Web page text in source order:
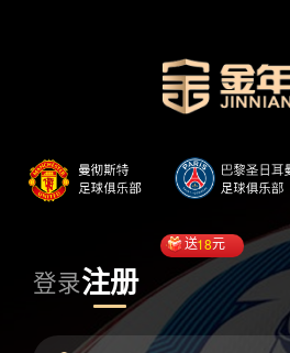
登录注册
送18元